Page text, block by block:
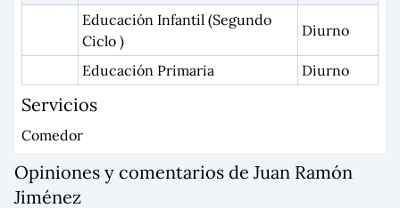
Educación Infantil (Segundo
Ciclo )
Diurno
Educación Primaria Diurno
Servicios
Comedor
Opiniones y comentarios de Juan Ramón
Jiménez